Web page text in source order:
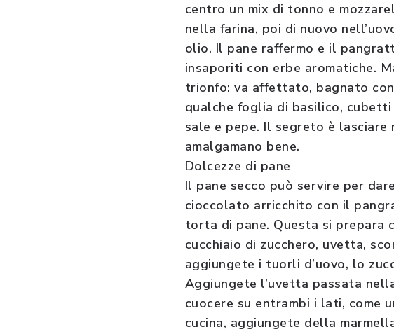
centro un mix di tonno e
nella farina, poi di nuovo
olio. Il pane raffermo e il
insaporiti con erbe aromatiche.
trionfo: va affettato, bagnato
qualche foglia di basilico,
sale e pepe. Il segreto è
amalgamano bene.
Dolcezze di pane
Il pane secco può servire per
cioccolato arricchito con il
torta di pane. Questa si prepara
cucchiaio di zucchero, uvetta,
aggiungete i tuorli d’uovo, lo
Aggiungete l’uvetta passata
cuocere su entrambi i lati, come
cucina, aggiungete della